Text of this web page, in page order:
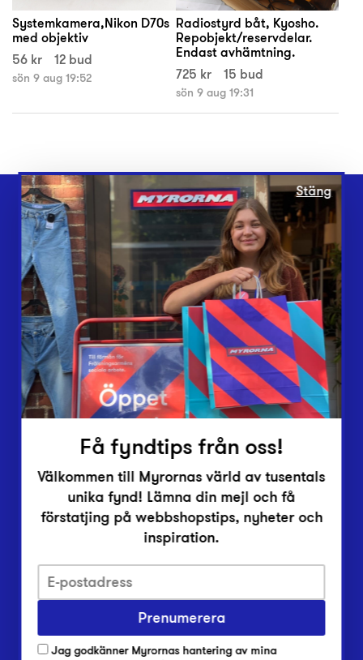
Systemkamera,Nikon D70s
med objektiv
56 kr
12 bud
sön 9 aug 19:52
Radiostyrd båt, Kyosho.
Repobjekt/reservdelar.
Endast avhämtning.
725 kr
15 bud
sön 9 aug 19:31
Webbshop
Butiker
Lämna in
Vårt överskott
Inlämningsplatser
Om Myrorna
Lediga jobb
Pressrum
Integritetsskyddspolicy
Har du frågor om onlineköp, leverans eller retur?
Har du frågor om vår verksamhet?
Stäng
Få fyndtips från oss!
Välkommen till Myrornas värld av tusentals
unika fynd! Lämna din mejl och få
förstatjing på webbshopstips, nyheter och
inspiration.
Prenumerera
Jag godkänner Myrornas hantering av mina